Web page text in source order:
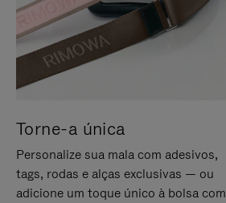
Torne-a única
Personalize sua mala com adesivos,
tags, rodas e alças exclusivas — ou
adicione um toque único à bolsa com